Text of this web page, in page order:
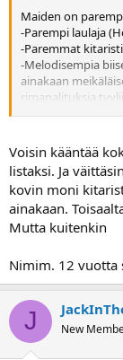
Maiden on
-Parempi laulaja
-Paremmat
-Melodisempia
ainakaan
rimanalituksia
-Nöyrempi
Makuasiahan
Voisin kääntää
listaksi. Ja
kovin moni
ainakaan.
Mutta kuitenkin
Nimim. 12 vuotta
J New